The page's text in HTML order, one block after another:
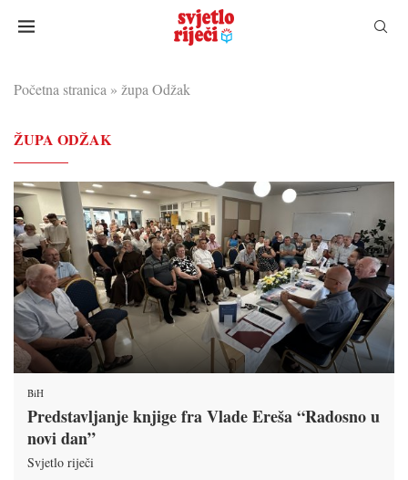
Početna stranica » župa Odžak
ŽUPA ODŽAK
BiH
Predstavljanje knjige fra Vlade Ereša “Radosno u
novi dan”
Svjetlo riječi